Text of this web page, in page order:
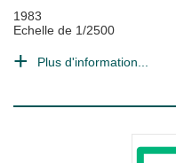
1983
Echelle de 1/2500
Plus d'information...